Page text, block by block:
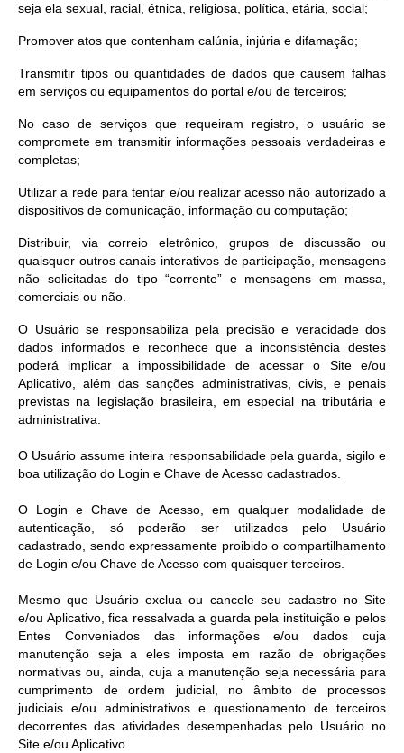
seja ela sexual, racial, étnica, religiosa, política, etária, social;
Promover atos que contenham calúnia, injúria e difamação;
Transmitir tipos ou quantidades de dados que causem falhas
em serviços ou equipamentos do portal e/ou de terceiros;
No caso de serviços que requeiram registro, o usuário se
compromete em transmitir informações pessoais verdadeiras e
completas;
Utilizar a rede para tentar e/ou realizar acesso não autorizado a
dispositivos de comunicação, informação ou computação;
Distribuir, via correio eletrônico, grupos de discussão ou
quaisquer outros canais interativos de participação, mensagens
não solicitadas do tipo “corrente” e mensagens em massa,
comerciais ou não.
O Usuário se responsabiliza pela precisão e veracidade dos
dados informados e reconhece que a inconsistência destes
poderá implicar a impossibilidade de acessar o Site e/ou
Aplicativo, além das sanções administrativas, civis, e penais
previstas na legislação brasileira, em especial na tributária e
administrativa.
O Usuário assume inteira responsabilidade pela guarda, sigilo e
boa utilização do Login e Chave de Acesso cadastrados.
O Login e Chave de Acesso, em qualquer modalidade de
autenticação, só poderão ser utilizados pelo Usuário
cadastrado, sendo expressamente proibido o compartilhamento
de Login e/ou Chave de Acesso com quaisquer terceiros.
Mesmo que Usuário exclua ou cancele seu cadastro no Site
e/ou Aplicativo, fica ressalvada a guarda pela instituição e pelos
Entes Conveniados das informações e/ou dados cuja
manutenção seja a eles imposta em razão de obrigações
normativas ou, ainda, cuja a manutenção seja necessária para
cumprimento de ordem judicial, no âmbito de processos
judiciais e/ou administrativos e questionamento de terceiros
decorrentes das atividades desempenhadas pelo Usuário no
Site e/ou Aplicativo.